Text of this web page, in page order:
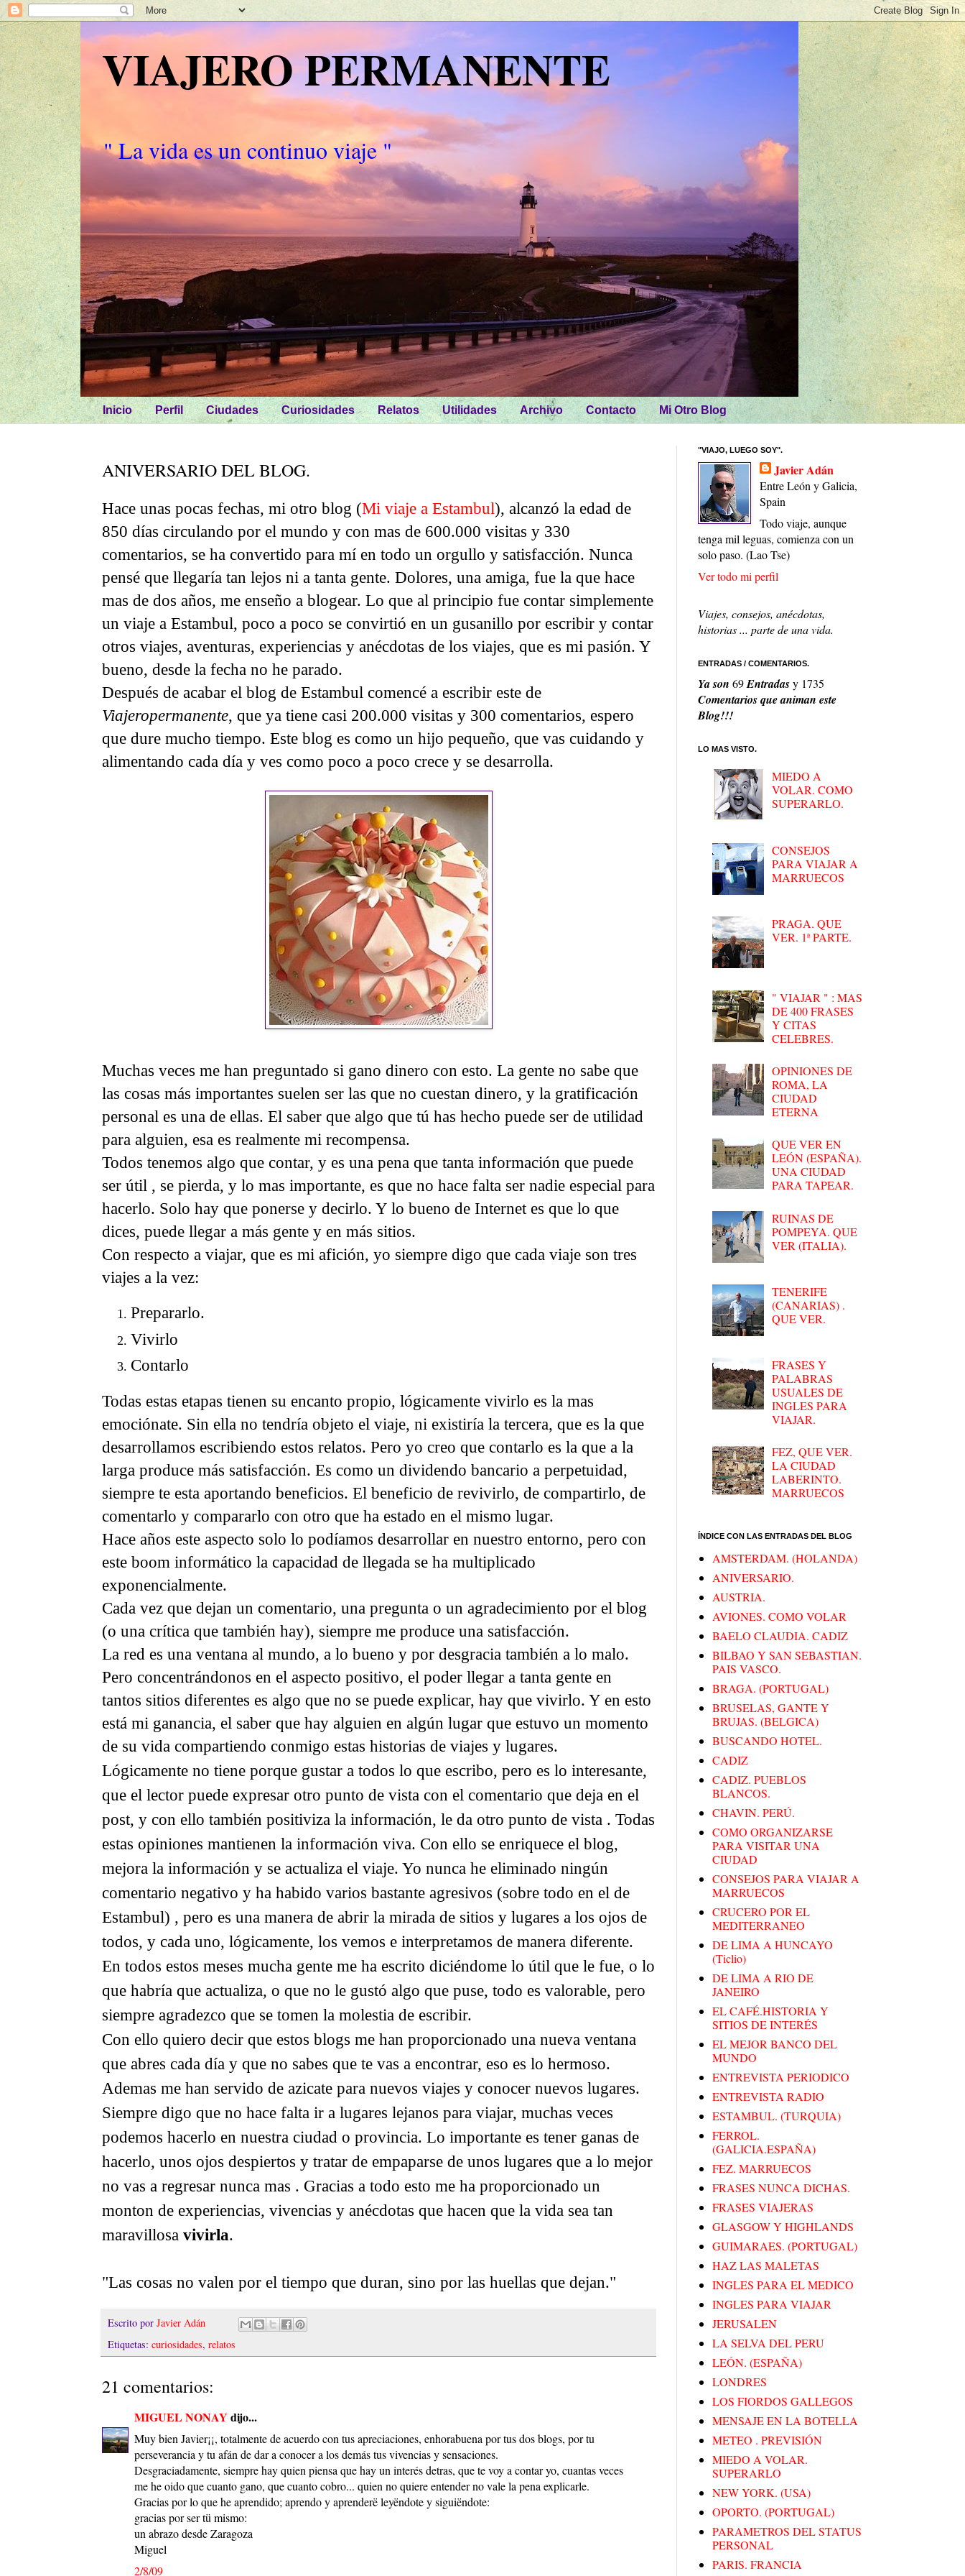
VIAJERO PERMANENTE
" La vida es un continuo viaje "
Inicio Perfil Ciudades Curiosidades Relatos Utilidades Archivo Contacto Mi Otro Blog
ANIVERSARIO DEL BLOG.
Hace unas pocas fechas, mi otro blog (Mi viaje a Estambul), alcanzó la edad de
850 días circulando por el mundo y con mas de 600.000 visitas y 330
comentarios, se ha convertido para mí en todo un orgullo y satisfacción. Nunca
pensé que llegaría tan lejos ni a tanta gente. Dolores, una amiga, fue la que hace
mas de dos años, me enseño a blogear. Lo que al principio fue contar simplemente
un viaje a Estambul, poco a poco se convirtió en un gusanillo por escribir y contar
otros viajes, aventuras, experiencias y anécdotas de los viajes, que es mi pasión. Y
bueno, desde la fecha no he parado.
Después de acabar el blog de Estambul comencé a escribir este de
Viajeropermanente, que ya tiene casi 200.000 visitas y 300 comentarios, espero
que dure mucho tiempo. Este blog es como un hijo pequeño, que vas cuidando y
alimentando cada día y ves como poco a poco crece y se desarrolla.
Muchas veces me han preguntado si gano dinero con esto. La gente no sabe que
las cosas más importantes suelen ser las que no cuestan dinero, y la gratificación
personal es una de ellas. El saber que algo que tú has hecho puede ser de utilidad
para alguien, esa es realmente mi recompensa.
Todos tenemos algo que contar, y es una pena que tanta información que puede
ser útil , se pierda, y lo mas importante, es que no hace falta ser nadie especial para
hacerlo. Solo hay que ponerse y decirlo. Y lo bueno de Internet es que lo que
dices, puede llegar a más gente y en más sitios.
Con respecto a viajar, que es mi afición, yo siempre digo que cada viaje son tres
viajes a la vez:
Prepararlo.
Vivirlo
Contarlo
Todas estas etapas tienen su encanto propio, lógicamente vivirlo es la mas
emociónate. Sin ella no tendría objeto el viaje, ni existiría la tercera, que es la que
desarrollamos escribiendo estos relatos. Pero yo creo que contarlo es la que a la
larga produce más satisfacción. Es como un dividendo bancario a perpetuidad,
siempre te esta aportando beneficios. El beneficio de revivirlo, de compartirlo, de
comentarlo y compararlo con otro que ha estado en el mismo lugar.
Hace años este aspecto solo lo podíamos desarrollar en nuestro entorno, pero con
este boom informático la capacidad de llegada se ha multiplicado
exponencialmente.
Cada vez que dejan un comentario, una pregunta o un agradecimiento por el blog
(o una crítica que también hay), siempre me produce una satisfacción.
La red es una ventana al mundo, a lo bueno y por desgracia también a lo malo.
Pero concentrándonos en el aspecto positivo, el poder llegar a tanta gente en
tantos sitios diferentes es algo que no se puede explicar, hay que vivirlo. Y en esto
está mi ganancia, el saber que hay alguien en algún lugar que estuvo un momento
de su vida compartiendo conmigo estas historias de viajes y lugares.
Lógicamente no tiene porque gustar a todos lo que escribo, pero es lo interesante,
que el lector puede expresar otro punto de vista con el comentario que deja en el
post, y con ello también positiviza la información, le da otro punto de vista . Todas
estas opiniones mantienen la información viva. Con ello se enriquece el blog,
mejora la información y se actualiza el viaje. Yo nunca he eliminado ningún
comentario negativo y ha habido varios bastante agresivos (sobre todo en el de
Estambul) , pero es una manera de abrir la mirada de sitios y lugares a los ojos de
todos, y cada uno, lógicamente, los vemos e interpretamos de manera diferente.
En todos estos meses mucha gente me ha escrito diciéndome lo útil que le fue, o lo
que habría que actualiza, o que no le gustó algo que puse, todo es valorable, pero
siempre agradezco que se tomen la molestia de escribir.
Con ello quiero decir que estos blogs me han proporcionado una nueva ventana
que abres cada día y que no sabes que te vas a encontrar, eso es lo hermoso.
Ademas me han servido de azicate para nuevos viajes y conocer nuevos lugares.
Siempre digo que no hace falta ir a lugares lejanos para viajar, muchas veces
podemos hacerlo en nuestra ciudad o provincia. Lo importante es tener ganas de
hacerlo, unos ojos despiertos y tratar de empaparse de unos lugares que a lo mejor
no vas a regresar nunca mas . Gracias a todo esto me ha proporcionado un
monton de experiencias, vivencias y anécdotas que hacen que la vida sea tan
maravillosa vivirla.
"Las cosas no valen por el tiempo que duran, sino por las huellas que dejan."
Escrito por Javier Adán
Etiquetas: curiosidades, relatos
21 comentarios:
MIGUEL NONAY dijo...
Muy bien Javier¡¡, totalmente de acuerdo con tus apreciaciones, enhorabuena por tus dos blogs, por tu
perseverancia y tu afán de dar a conocer a los demás tus vivencias y sensaciones.
Desgraciadamente, siempre hay quien piensa que hay un interés detras, que te voy a contar yo, cuantas veces
me he oido que cuanto gano, que cuanto cobro... quien no quiere entender no vale la pena explicarle.
Gracias por lo que he aprendido; aprendo y aprenderë leyëndote y siguiëndote:
gracias por ser tü mismo:
un abrazo desde Zaragoza
Miguel
2/8/09
"VIAJO, LUEGO SOY".
Javier Adán
Entre León y Galicia,
Spain
Todo viaje, aunque
tenga mil leguas, comienza con un
solo paso. (Lao Tse)
Ver todo mi perfil
Viajes, consejos, anécdotas,
historias ... parte de una vida.
ENTRADAS / COMENTARIOS.
Ya son 69Entradasy 1735
Comentarios que animan este
Blog!!!
LO MAS VISTO.
MIEDO A
VOLAR. COMO
SUPERARLO.
CONSEJOS
PARA VIAJAR A
MARRUECOS
PRAGA. QUE
VER. 1ª PARTE.
" VIAJAR " : MAS
DE 400 FRASES
Y CITAS
CELEBRES.
OPINIONES DE
ROMA, LA
CIUDAD
ETERNA
QUE VER EN
LEÓN (ESPAÑA).
UNA CIUDAD
PARA TAPEAR.
RUINAS DE
POMPEYA. QUE
VER (ITALIA).
TENERIFE
(CANARIAS) .
QUE VER.
FRASES Y
PALABRAS
USUALES DE
INGLES PARA
VIAJAR.
FEZ, QUE VER.
LA CIUDAD
LABERINTO.
MARRUECOS
ÍNDICE CON LAS ENTRADAS DEL BLOG
AMSTERDAM. (HOLANDA)
ANIVERSARIO.
AUSTRIA.
AVIONES. COMO VOLAR
BAELO CLAUDIA. CADIZ
BILBAO Y SAN SEBASTIAN.
PAIS VASCO.
BRAGA. (PORTUGAL)
BRUSELAS, GANTE Y
BRUJAS. (BELGICA)
BUSCANDO HOTEL.
CADIZ
CADIZ. PUEBLOS
BLANCOS.
CHAVIN. PERÚ.
COMO ORGANIZARSE
PARA VISITAR UNA
CIUDAD
CONSEJOS PARA VIAJAR A
MARRUECOS
CRUCERO POR EL
MEDITERRANEO
DE LIMA A HUNCAYO
(Ticlio)
DE LIMA A RIO DE
JANEIRO
EL CAFÉ.HISTORIA Y
SITIOS DE INTERÉS
EL MEJOR BANCO DEL
MUNDO
ENTREVISTA PERIODICO
ENTREVISTA RADIO
ESTAMBUL. (TURQUIA)
FERROL.
(GALICIA.ESPAÑA)
FEZ. MARRUECOS
FRASES NUNCA DICHAS.
FRASES VIAJERAS
GLASGOW Y HIGHLANDS
GUIMARAES. (PORTUGAL)
HAZ LAS MALETAS
INGLES PARA EL MEDICO
INGLES PARA VIAJAR
JERUSALEN
LA SELVA DEL PERU
LEÓN. (ESPAÑA)
LONDRES
LOS FIORDOS GALLEGOS
MENSAJE EN LA BOTELLA
METEO . PREVISIÓN
MIEDO A VOLAR.
SUPERARLO
NEW YORK. (USA)
OPORTO. (PORTUGAL)
PARAMETROS DEL STATUS
PERSONAL
PARIS. FRANCIA